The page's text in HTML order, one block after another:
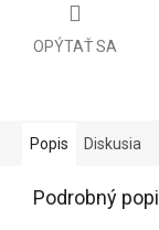
OPÝTAŤ SA
Popis Diskusia
Podrobný